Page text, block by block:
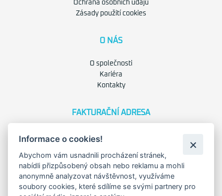
Ochrana osobních údajů
Zásady použití cookies
O NÁS
O společnosti
Kariéra
Kontakty
FAKTURAČNÍ ADRESA
Družstevní 1394/12
Praha 4 - Nusle, 140 00
DIČ: CZ28404009
KORESP. ADRESA A SKLAD
Informace o cookies!
Abychom vám usnadnili procházení stránek,
nabídli přizpůsobený obsah nebo reklamu a mohli
anonymně analyzovat návštěvnost, využíváme
soubory cookies, které sdílíme se svými partnery pro